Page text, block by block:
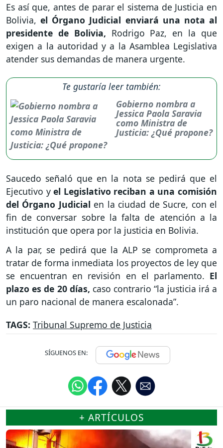
Es así que, antes de parar el sistema de Justicia en
Bolivia,el Órgano Judicial enviará una nota al
presidente de Bolivia, Rodrigo Paz, en la que
exigen a la autoridad y a la Asamblea Legislativa
atender sus demandas de manera urgente.
Te gustaría leer también:
Gobierno nombra a
Jessica Paola Saravia
como Ministra de
Justicia: ¿Qué propone?
Saucedo señaló que en la nota se pedirá que el
Ejecutivo yel Legislativo reciban a una comisión
del Órgano Judicial en la ciudad de Sucre, con el
fin de conversar sobre la falta de atención a la
institución que opera por la justicia en Bolivia.
A la par, se pedirá que la ALP se comprometa a
tratar de forma inmediata los proyectos de ley que
se encuentran en revisión en el parlamento. El
plazo es de 20 días, caso contrario “la justicia irá a
un paro nacional de manera escalonada”.
TAGS: Tribunal Supremo de Justicia
SÍGUENOS EN:
+ ARTÍCULOS